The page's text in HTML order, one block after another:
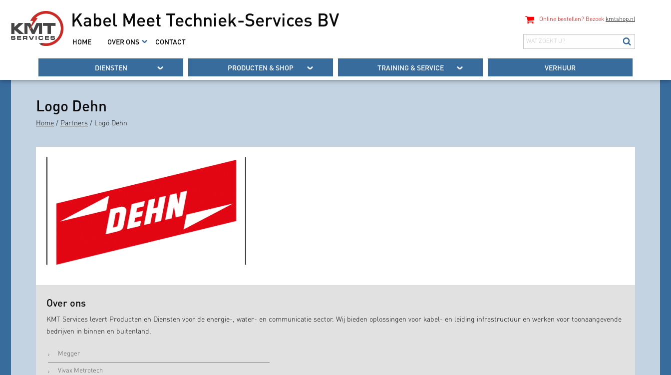
Kabel Meet Techniek-Services BV
HOME OVER ONS CONTACT
Online bestellen? Bezoek kmtshop.nl
DIENSTEN PRODUCTEN & SHOP TRAINING & SERVICE VERHUUR
Logo Dehn
Home / Partners / Logo Dehn
Over ons
KMT Services levert Producten en Diensten voor de energie-, water- en communicatie sector. Wij bieden oplossingen voor kabel- en leiding infrastructuur en werken voor toonaangevende
bedrijven in binnen en buitenland.
Megger
Vivax Metrotech